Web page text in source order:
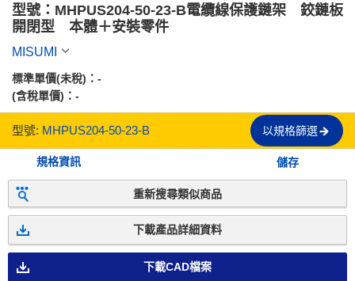
型號：MHPUS204-50-23-B電纜線保護鏈架　鉸鏈板
開閉型　本體＋安裝零件
MISUMI
標準單價(未稅)： -
(含稅單價)： -
型號: MHPUS204-50-23-B 以規格篩選
規格資訊 儲存
重新搜尋類似商品
下載產品詳細資料
下載CAD檔案